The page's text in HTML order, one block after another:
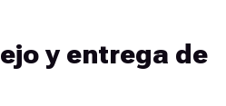
y entrega de